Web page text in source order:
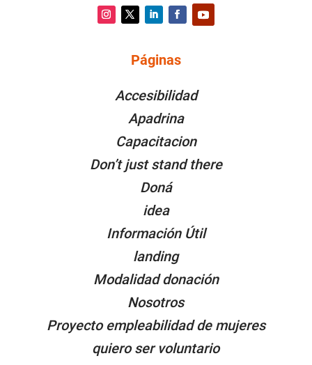
Facebook
Páginas
Accesibilidad
Apadrina
Capacitacion
Don’t just stand there
Doná
idea
Información Útil
landing
Modalidad donación
Nosotros
Proyecto empleabilidad de mujeres
quiero ser voluntario